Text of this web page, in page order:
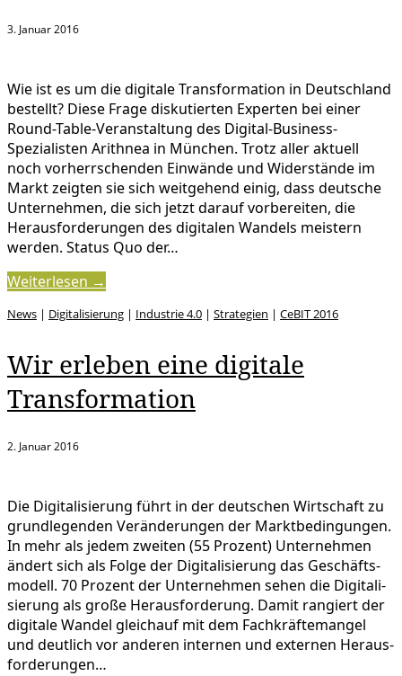
3. Januar 2016
Wie ist es um die digitale Transformation in Deutschland
bestellt? Diese Frage diskutierten Experten bei einer
Round-Table-Veranstaltung des Digital-Business-
Spezialisten Arithnea in München. Trotz aller aktuell
noch vorherrschenden Einwände und Widerstände im
Markt zeigten sie sich weitgehend einig, dass deutsche
Unternehmen, die sich jetzt darauf vorbereiten, die
Herausforderungen des digitalen Wandels meistern
werden. Status Quo der…
Weiterlesen →
News | Digitalisierung | Industrie 4.0 | Strategien | CeBIT 2016
Wir erleben eine digitale
Transformation
2. Januar 2016
Die Digita­li­sie­rung führt in der deutschen Wirtschaft zu
grund­le­genden Verän­de­rungen der Markt­be­din­gungen.
In mehr als jedem zweiten (55 Prozent) Unter­nehmen
ändert sich als Folge der Digita­li­sie­rung das Geschäfts­
mo­dell. 70 Prozent der Unter­nehmen sehen die Digita­li­
sie­rung als große Heraus­for­de­rung. Damit rangiert der
digitale Wandel gleichauf mit dem Fachkräf­te­mangel
und deutlich vor anderen internen und externen Heraus­
for­de­rungen…